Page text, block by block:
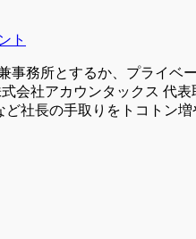
ト
務所とするか、プライベ
会社アカウンタックス 代
社長の手取りをトコトン